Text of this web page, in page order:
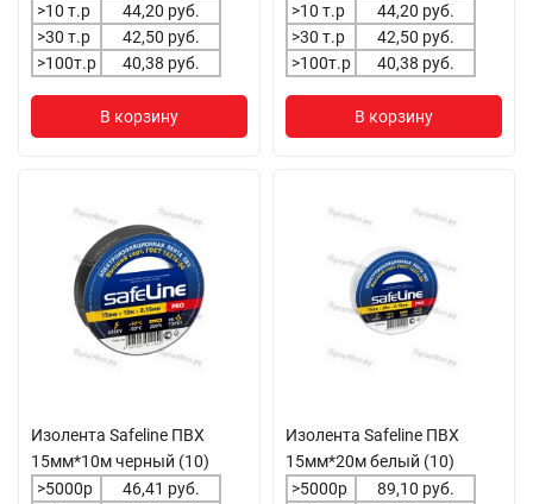
>10 т.р
44,20 руб.
>30 т.р
42,50 руб.
>100т.р
40,38 руб.
В корзину
>10 т.р
44,20 руб.
>30 т.р
42,50 руб.
>100т.р
40,38 руб.
В корзину
Изолента Safeline ПВХ
15мм*10м черный (10)
>5000р
46,41 руб.
Изолента Safeline ПВХ
15мм*20м белый (10)
>5000р
89,10 руб.